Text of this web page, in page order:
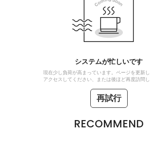
システムが忙しいです
現在少し負荷が高まっています。ページを更新
アクセスしてください、または後ほど再度訪問
再試行
RECOMMEND